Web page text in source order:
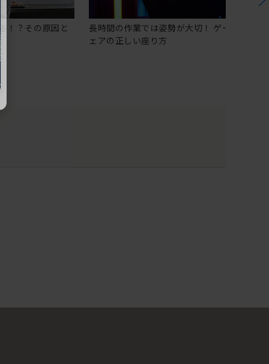
！？その原因と
長時間の作業では姿勢が大切！ ゲーミングチ
ェアの正しい座り方